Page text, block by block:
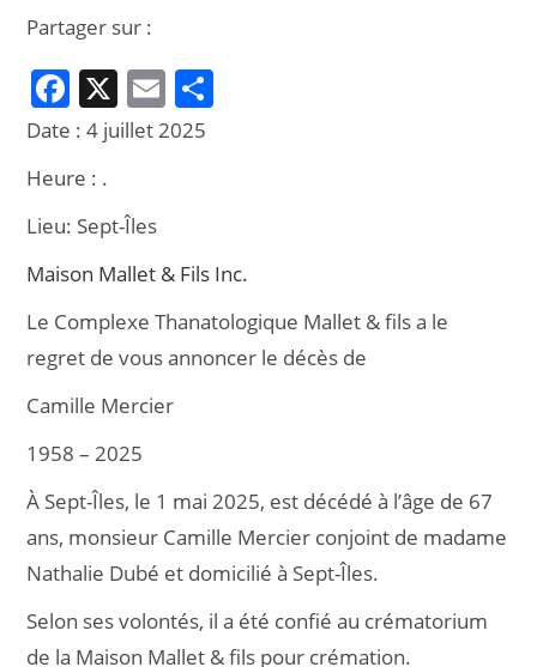
Partager sur :
F
a
c
e
b
o
o
k
X E
m
Date :4 juillet 2025
Heure : .
Lieu: Sept-Îles
Maison Mallet & Fils Inc.
Le Complexe Thanatologique Mallet & fils a le
regret de vous annoncer le décès de
Camille Mercier
1958 – 2025
À Sept-Îles, le 1 mai 2025, est décédé à l’âge de 67
ans, monsieur Camille Mercier conjoint de madame
Nathalie Dubé et domicilié à Sept-Îles.
Selon ses volontés, il a été confié au crématorium
de la Maison Mallet & fils pour crémation.